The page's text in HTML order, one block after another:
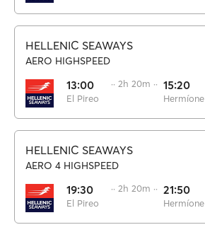
HELLENIC SEAWAYS
AERO HIGHSPEED
13:00
El Pireo
·· 2h 20m ·· 15:20
Hermíone
HELLENIC SEAWAYS
AERO 4 HIGHSPEED
19:30
El Pireo
·· 2h 20m ·· 21:50
Hermíone